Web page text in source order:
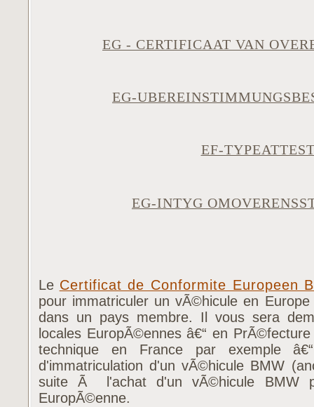
EG - CERTIFICAAT VAN
EG-
EF-
EG-INTYG
Le Certificat de Conformite Europeen
pour immatriculer un vÃ©hicule en
dans un pays membre. Il vous sera
locales EuropÃ©ennes â€“ en
technique en France par exemple
d'immatriculation d'un vÃ©hicule BMW
suite Ã l'achat d'un vÃ©hicule BMW
EuropÃ©enne.